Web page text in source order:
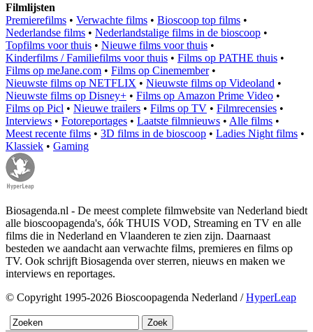
Filmlijsten
Premierefilms • Verwachte films • Bioscoop top films •
Nederlandse films • Nederlandstalige films in de bioscoop •
Topfilms voor thuis • Nieuwe films voor thuis •
Kinderfilms / Familiefilms voor thuis • Films op PATHE thuis •
Films op meJane.com • Films op Cinemember•
Nieuwste films op NETFLIX • Nieuwste films op Videoland •
Nieuwste films op Disney+ • Films op Amazon Prime Video •
Films op Picl • Nieuwe trailers • Films op TV • Filmrecensies •
Interviews • Fotoreportages • Laatste filmnieuws • Alle films •
Meest recente films • 3D films in de bioscoop • Ladies Night films •
Klassiek • Gaming
Biosagenda.nl - De meest complete filmwebsite van Nederland biedt
alle bioscoopagenda's, óók THUIS VOD, Streaming en TV en alle
films die in Nederland en Vlaanderen te zien zijn. Daarnaast
besteden we aandacht aan verwachte films, premieres en films op
TV. Ook schrijft Biosagenda over sterren, nieuws en maken we
interviews en reportages.
© Copyright 1995-2026 Bioscoopagenda Nederland /HyperLeap